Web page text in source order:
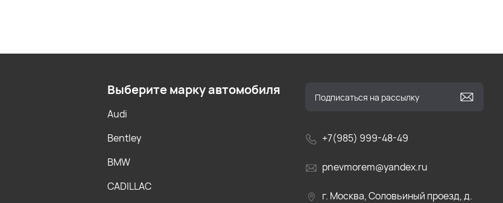
+7(985) 999-48-49
pnevmorem@yandex.ru
г. Москва, Соловьиный проезд, д.
Выберите марку автомобиля
Audi
Bentley
BMW
CADILLAC